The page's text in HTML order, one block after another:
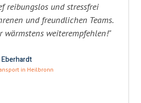
reibungslos und stressfrei
und freundlichen Teams.
wärmstens weiterempfehlen!"
in Heilbronn